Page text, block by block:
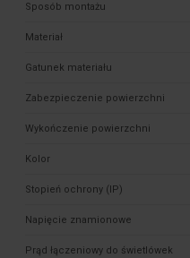
Sposób montażu
Materiał
Gatunek materiału
Zabezpieczenie powierzchni
Wykończenie powierzchni
Kolor
Stopień ochrony (IP)
Napięcie znamionowe
Prąd łączeniowy do świetlówek